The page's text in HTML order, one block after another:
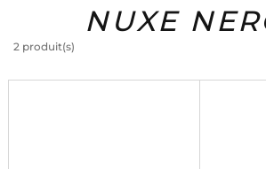
Solaire Homme Marques Idées
NUXE
2 produit(s)